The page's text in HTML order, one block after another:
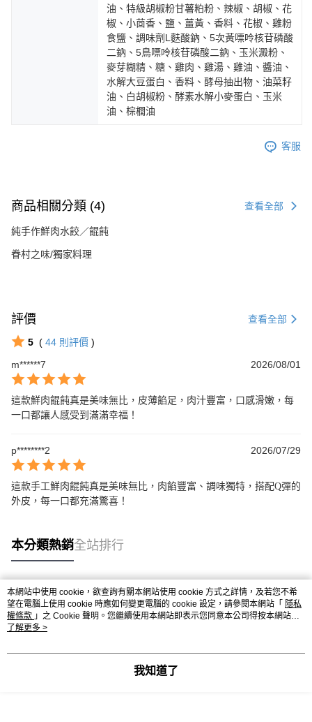
油、特級胡椒粉甘薯粕粉、辣椒、胡椒、花
椒、小茴香、鹽、薑黃、香料、花椒、雞粉
食鹽、調味劑L麩酸鈉、5次黃嘌呤核苷磷酸
二鈉、5鳥嘌呤核苷磷酸二鈉、玉米澱粉、
麥芽糊精、糖、雞肉、雞湯、雞油、醬油、
水解大豆蛋白、香料、酵母抽出物、油菜籽
油、白胡椒粉、酵素水解小麥蛋白、玉米
油、棕櫚油
客服
商品相關分類 (4) 查看全部
純手作鮮肉水餃／餛飩
眷村之味/獨家料理
評價 查看全部
5 ( 44 則評價 )
m******7
2026/08/01
這款鮮肉餛飩真是美味無比，皮薄餡足，肉汁豐富，口感滑嫩，每
一口都讓人感受到滿滿幸福！
p********2 2026/07/29
這款手工鮮肉餛飩真是美味無比，肉餡豐富、調味獨特，搭配Q彈的
外皮，每一口都充滿驚喜！
本分類熱銷全站排行
熱門標籤
本網站中使用 cookie，欲查詢有關本網站使用 cookie 方式之詳情，及若您不希
望在電腦上使用 cookie 時應如何變更電腦的 cookie 設定，請參閱本網站「 隱私
權條款 」之 Cookie 聲明。您繼續使用本網站即表示您同意本公司得按本網站使
用條款之 Cookie 聲明使用 cookie。
了解更多 >
我知道了